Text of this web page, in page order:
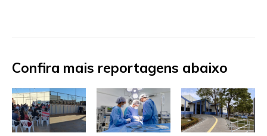
Confira mais reportagens abaixo